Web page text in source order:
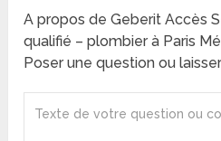
A propos de Geberit Accès
qualifié – plombier à Paris
Poser une question ou